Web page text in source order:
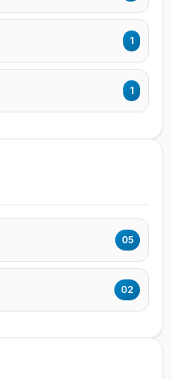
1
1
05
02